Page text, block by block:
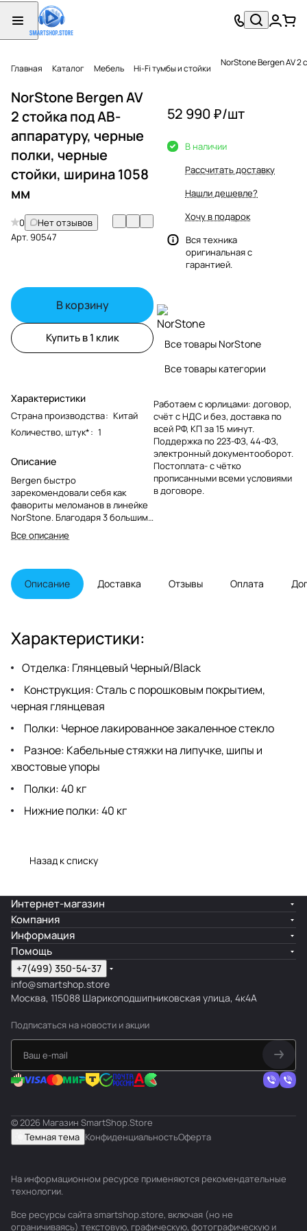
Главная Каталог Мебель Hi-Fi тумбы и стойки NorStone Bergen AV
NorStone Bergen AV
2 стойка под АВ-
аппаратуру, черные
полки, черные
стойки, ширина 1058
мм
0
Нет отзывов
Арт.90547
В корзину
Купить в 1 клик
Характеристики
Страна производства: Китай
Количество, штук*: 1
Описание
Bergen быстро
зарекомендовали себя как
фавориты меломанов в линейке
NorStone. Благодаря 3 большим
полкам Bergen AV 2 является
идеальным предметом мебели
видео или высокоточных систем.
Его высота оптимизирована для
размещения большого плоского
видео, так и для использования с
прикрепленные к верхушкам,
Затем каждый этаж, включая
нижний уровень, имеет свою
собственную систему точек
развязки/ограничений.
Все описание
52 990 ₽/шт
В наличии
Рассчитать доставку
Нашли дешевле?
Хочу в подарок
Вся техника
оригинальная с
гарантией.
Все товары NorStone
Все товары категории
Работаем с юрлицами: договор,
счёт с НДС и без, доставка по
всей РФ, КП за 15 минут.
Поддержка по 223-ФЗ, 44-ФЗ,
электронный документооборот.
Постоплата- с чётко
прописанными всеми условиями
в договоре.
Описание Доставка Отзывы Оплата
Характеристики:
Отделка: Глянцевый Черный/Black
Конструкция: Сталь с порошковым покрытием,
черная глянцевая
Полки: Черное лакированное закаленное стекло
Разное: Кабельные стяжки на липучке, шипы и
хвостовые упоры
Полки: 40 кг
Нижние полки: 40 кг
Назад к списку
Интернет-магазин
Компания
Информация
Помощь
+7(499) 350-54-37
info@smartshop.store
Москва, 115088 Шарикоподшипниковская улица, 4к4А
Подписаться на новости и акции
© 2026 Магазин SmartShop.Store
Темная тема КонфиденциальностьОферта
На информационном ресурсе применяются рекомендательные
технологии.
Все ресурсы сайта smartshop.store, включая (но не
ограничиваясь) текстовую, графическую, фотографическую и